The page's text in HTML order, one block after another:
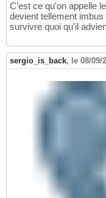
C'est ce qu'on appelle
devient tellement
survivre quoi qu'il
sergio_is_back, le 08/09/